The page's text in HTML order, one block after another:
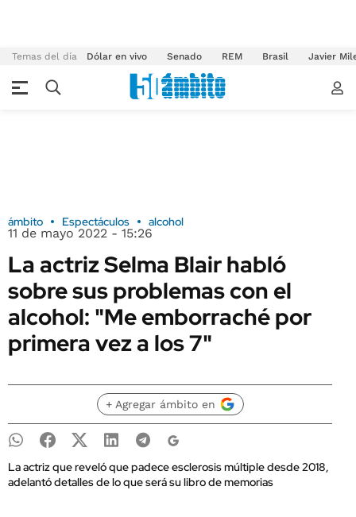
Temas del día Dólar en vivo Senado REM Brasil Javier
ámbito Espectáculos alcohol
11 de mayo 2022 - 15:26
La actriz Selma Blair habló
sobre sus problemas con el
alcohol: "Me emborraché por
primera vez a los 7"
+ Agregar ámbito en
La actriz que reveló que padece esclerosis múltiple desde 2018,
adelantó detalles de lo que será su libro de memorias